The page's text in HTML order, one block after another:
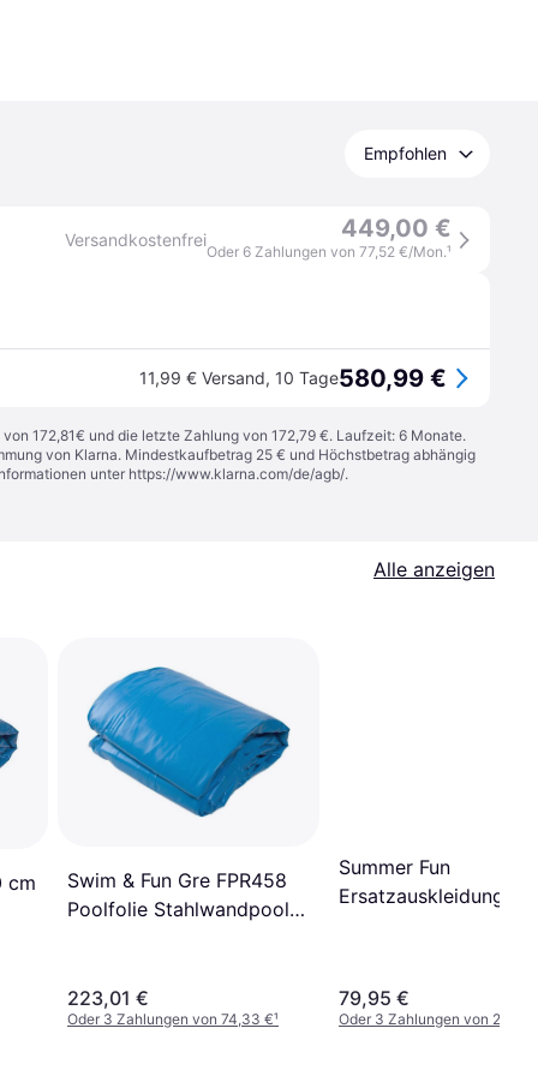
Empfohlen
Versandkostenfrei 449,00 €
Oder 6 Zahlungen von 77,52 €/Mon.¹
11,99 € Versand, 10 Tage580,99 €
172,81€ und die letzte Zahlung von 172,79 €. Laufzeit: 6 Monate.
von Klarna. Mindestkaufbetrag 25 € und Höchstbetrag abhängig
unter https://www.klarna.com/de/agb/.
Alle anzeigen
cm
Swim & Fun Gre FPR458
Poolfolie Stahlwandpools
223,01 €
Oder 3 Zahlungen von 74,33 €¹
Summer Fun
Ersatzauskleidung
79,95 €
Oder 3 Zahlungen von 26,65